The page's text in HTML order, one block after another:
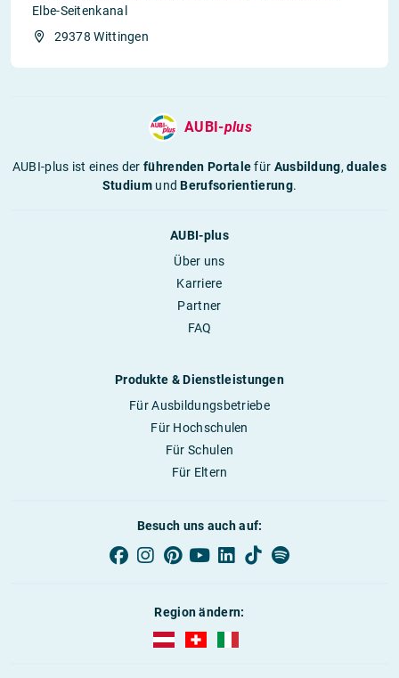
Elbe-Seitenkanal
29378 Wittingen
AUBI-plus
AUBI-plus ist eines derführenden Portalefür Ausbildung,duales
StudiumundBerufsorientierung.
AUBI-plus
Über uns
Karriere
Partner
FAQ
Produkte & Dienstleistungen
Für Ausbildungsbetriebe
Für Hochschulen
Für Schulen
Für Eltern
Besuch uns auch auf:
Region ändern:
AUBI-plus Österreich (deutsch)